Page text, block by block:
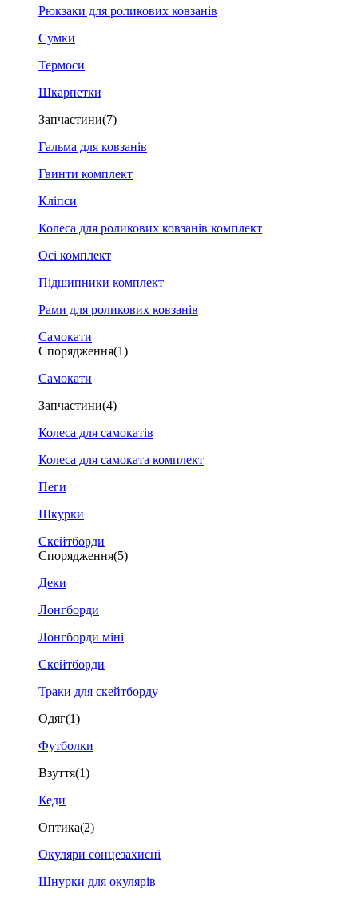
Рюкзаки для роликових ковзанів
Сумки
Термоси
Шкарпетки
Запчастини(7)
Гальма для ковзанів
Гвинти комплект
Кліпси
Колеса для роликових ковзанів комплект
Осі комплект
Підшипники комплект
Рами для роликових ковзанів
Самокати
Спорядження(1)
Самокати
Запчастини(4)
Колеса для самокатів
Колеса для самоката комплект
Пеги
Шкурки
Скейтборди
Спорядження(5)
Деки
Лонгборди
Лонгборди міні
Скейтборди
Траки для скейтборду
Одяг(1)
Футболки
Взуття(1)
Кеди
Оптика(2)
Окуляри сонцезахисні
Шнурки для окулярів